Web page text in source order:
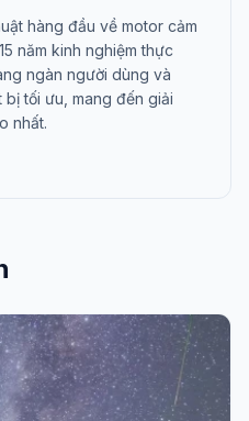
hàng đầu về motor cảm
năm kinh nghiệm thực
ngàn người dùng và
tối ưu, mang đến giải
nhất.